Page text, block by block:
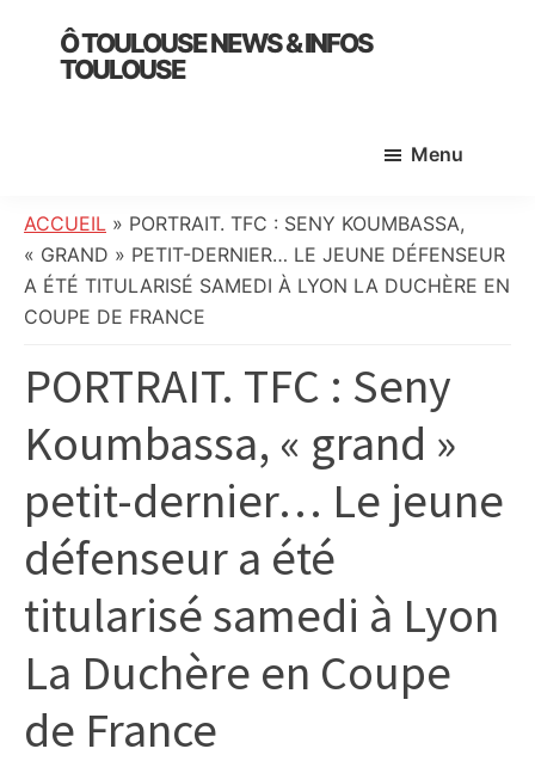
primary
Ô TOULOUSE NEWS & INFOS
TOULOUSE
:
info
locale,
société,
politique,
météo,
faits
et
initiatives
citoyennes
Menu
ACCUEIL » PORTRAIT. TFC : SENY KOUMBASSA,
« GRAND » PETIT-DERNIER… LE JEUNE DÉFENSEUR
A ÉTÉ TITULARISÉ SAMEDI À LYON LA DUCHÈRE EN
COUPE DE FRANCE
PORTRAIT. TFC : Seny
Koumbassa, « grand »
petit-dernier… Le jeune
défenseur a été
titularisé samedi à Lyon
La Duchère en Coupe
de France